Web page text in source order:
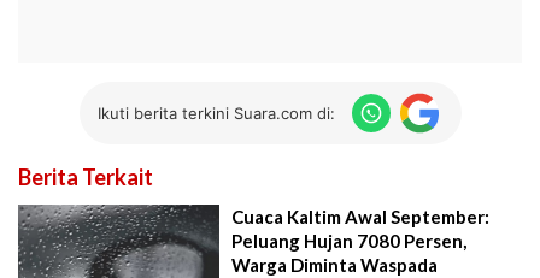
Ikuti berita terkini Suara.com di:
Berita Terkait
Cuaca Kaltim Awal September:
Peluang Hujan 7080 Persen,
Warga Diminta Waspada